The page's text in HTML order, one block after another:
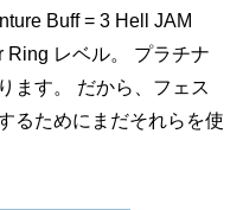
Buff = 3 Hell JAM
Ring レベル。 プラチナ
ます。 だから、フェス
るためにまだそれらを使